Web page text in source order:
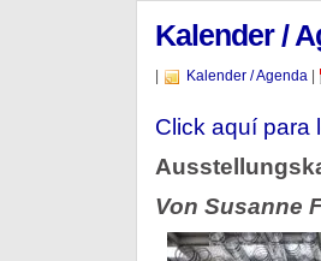
Kalender /
Kalender / Agenda|
Click aquí para
Von Susanne